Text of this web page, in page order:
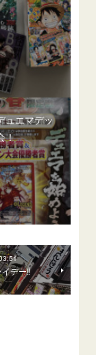
ュエマデッ
！
デー‼️